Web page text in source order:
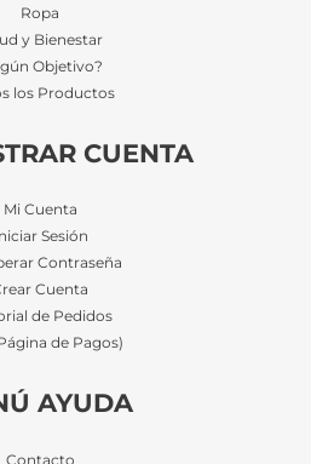
Ropa
y Bienestar
Objetivo?
los Productos
CUENTA
Mi Cuenta
Sesión
Contraseña
Cuenta
de Pedidos
de Pagos)
AYUDA
Contacto